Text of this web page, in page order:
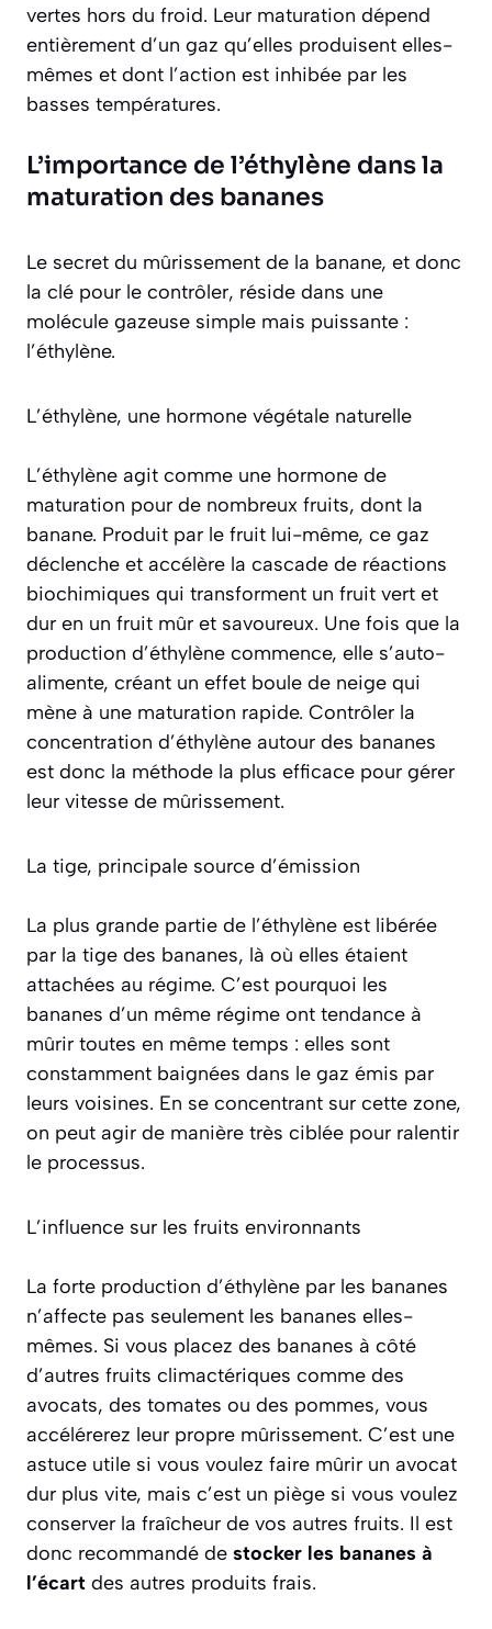
vertes hors du froid. Leur maturation dépend
entièrement d’un gaz qu’elles produisent elles-
mêmes et dont l’action est inhibée par les
basses températures.
L’importance de l’éthylène dans la
maturation des bananes
Le secret du mûrissement de la banane, et donc
la clé pour le contrôler, réside dans une
molécule gazeuse simple mais puissante :
l’éthylène.
L’éthylène, une hormone végétale naturelle
L’éthylène agit comme une hormone de
maturation pour de nombreux fruits, dont la
banane. Produit par le fruit lui-même, ce gaz
déclenche et accélère la cascade de réactions
biochimiques qui transforment un fruit vert et
dur en un fruit mûr et savoureux. Une fois que la
production d’éthylène commence, elle s’auto-
alimente, créant un effet boule de neige qui
mène à une maturation rapide. Contrôler la
concentration d’éthylène autour des bananes
est donc la méthode la plus efficace pour gérer
leur vitesse de mûrissement.
La tige, principale source d’émission
La plus grande partie de l’éthylène est libérée
par la tige des bananes, là où elles étaient
attachées au régime. C’est pourquoi les
bananes d’un même régime ont tendance à
mûrir toutes en même temps : elles sont
constamment baignées dans le gaz émis par
leurs voisines. En se concentrant sur cette zone,
on peut agir de manière très ciblée pour ralentir
le processus.
L’influence sur les fruits environnants
La forte production d’éthylène par les bananes
n’affecte pas seulement les bananes elles-
mêmes. Si vous placez des bananes à côté
d’autres fruits climactériques comme des
avocats, des tomates ou des pommes, vous
accélérerez leur propre mûrissement. C’est une
astuce utile si vous voulez faire mûrir un avocat
dur plus vite, mais c’est un piège si vous voulez
conserver la fraîcheur de vos autres fruits. Il est
donc recommandé de stocker les bananes à
l’écart des autres produits frais.